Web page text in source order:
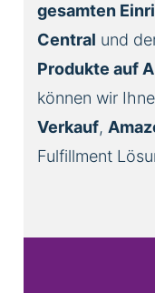
gesamten
Central und
Produkte auf
können wir
Verkauf,
Fulfillment